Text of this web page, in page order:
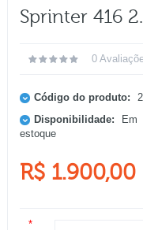
Sprinter 416
0
Código do produto:
Disponibilidade:
Em
estoque
R$ 1.900,00
*